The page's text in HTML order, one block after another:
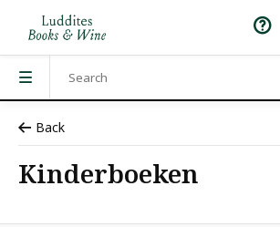
Back
Kinderboeken